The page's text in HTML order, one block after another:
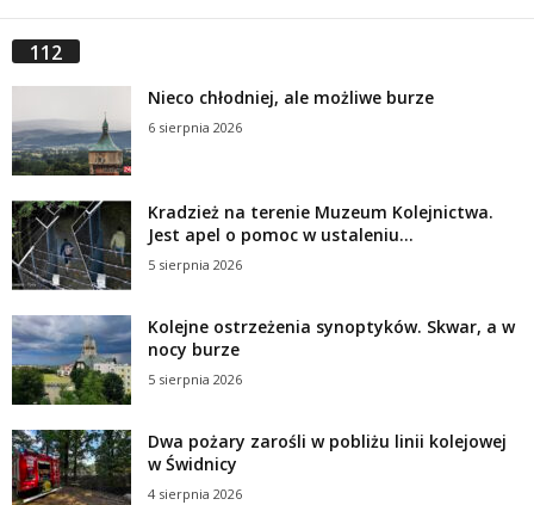
112
Nieco chłodniej, ale możliwe burze
6 sierpnia 2026
Kradzież na terenie Muzeum Kolejnictwa.
Jest apel o pomoc w ustaleniu...
5 sierpnia 2026
Kolejne ostrzeżenia synoptyków. Skwar, a w
nocy burze
5 sierpnia 2026
Dwa pożary zarośli w pobliżu linii kolejowej
w Świdnicy
4 sierpnia 2026